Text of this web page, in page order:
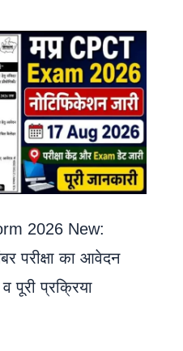
2026 New:
परीक्षा का आवेदन
पूरी प्रक्रिया